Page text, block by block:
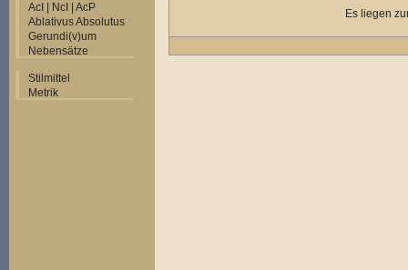
AcI | NcI | AcP
Ablativus Absolutus
Gerundi(v)um
Nebensätze
Stilmittel
Metrik
Es liegen